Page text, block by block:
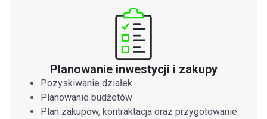
Planowanie inwestycji i zakupy
Pozyskiwanie działek
Planowanie budżetów
Plan zakupów, kontraktacja oraz przygotowanie